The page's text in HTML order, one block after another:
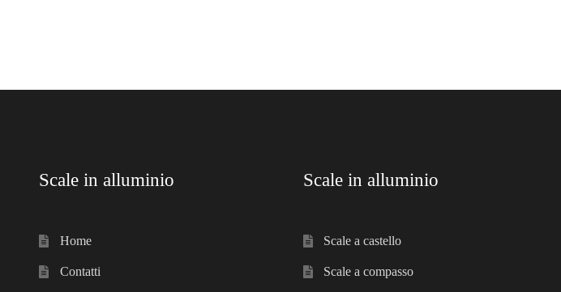
Scale in alluminio
Home
Contatti
Scale in alluminio
Scale a castello
Scale a compasso